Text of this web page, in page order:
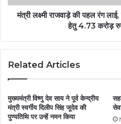
मंत्री लक्ष्मी राजवाड़े की पहल रंग लाई,
हेतु 4.73 करोड़
Related Articles
मुख्यमंत्री विष्णु देव साय ने पूर्व केन्द्रीय
मंत्री स्वर्गीय दिलीप सिंह जूदेव की
पुण्यतिथि पर उन्हें नमन किया